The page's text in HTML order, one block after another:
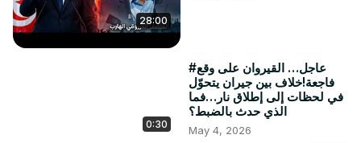
28:00
0:30
#عاجل… القيروان على وقع
فاجعة!خلاف بين جيران يتحوّل
في لحظات إلى إطلاق نار…فما
الذي حدث بالضبط؟
May 4, 2026